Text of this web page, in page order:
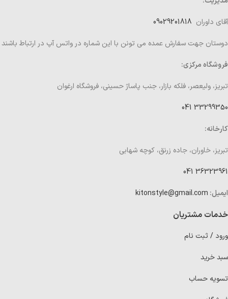
آقای داوران
دوستان جهت سفارش عمده می تونن با این شماره در واتس آپ در ارتباط باشند
فروشگاه مرکزی:
تبریز، ولیعصر، فلکه بازار، جنب پاساژ حسینی، فروشگاه ارغوان
33299350 041
کارخانه:
تبریز، خاوران، جاده زرنق، کوچه شهابی
36323961 041
ایمیل: kitonstyle@gmail.com
خدمات مشتریان
ورود / ثبت نام
سبد خرید
تسویه حساب